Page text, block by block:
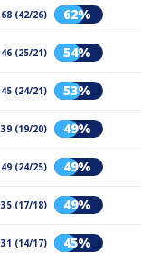
68 (42/26) 62%
46 (25/21) 54%
45 (24/21) 53%
39 (19/20) 49%
49 (24/25) 49%
35 (17/18) 49%
31 (14/17) 45%